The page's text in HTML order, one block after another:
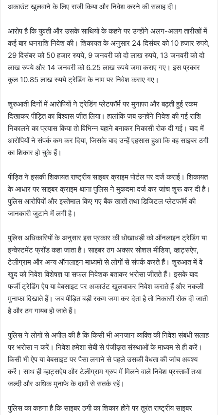
अकाउंट खुलवाने के लिए राजी किया और निवेश करने की सलाह दी।
आरोप है कि युवती और उसके साथियों के कहने पर उन्होंने अलग-अलग तारीखों में
कई बार धनराशि निवेश की। शिकायत के अनुसार 24 दिसंबर को 10 हजार रुपये,
29 दिसंबर को 50 हजार रुपये, 9 जनवरी को दो लाख रुपये, 13 जनवरी को दो
लाख रुपये और 14 जनवरी को 6.25 लाख रुपये जमा कराए गए। इस प्रकार
कुल 10.85 लाख रुपये ट्रेडिंग के नाम पर निवेश कराए गए।
शुरुआती दिनों में आरोपियों ने ट्रेडिंग प्लेटफॉर्म पर मुनाफा और बढ़ती हुई रकम
दिखाकर पीड़ित का विश्वास जीत लिया। हालांकि जब उन्होंने निवेश की गई राशि
निकालने का प्रयास किया तो विभिन्न बहाने बनाकर निकासी रोक दी गई। बाद में
आरोपियों ने संपर्क कम कर दिया, जिसके बाद उन्हें एहसास हुआ कि वह साइबर ठगी
का शिकार हो चुके हैं।
पीड़ित ने इसकी शिकायत राष्ट्रीय साइबर क्राइम पोर्टल पर दर्ज कराई। शिकायत
के आधार पर साइबर क्राइम थाना पुलिस ने मुकदमा दर्ज कर जांच शुरू कर दी है।
पुलिस आरोपियों और इस्तेमाल किए गए बैंक खातों तथा डिजिटल प्लेटफॉर्म की
जानकारी जुटाने में लगी है।
पुलिस अधिकारियों के अनुसार इस प्रकार की धोखाधड़ी को ऑनलाइन ट्रेडिंग या
इन्वेस्टमेंट फ्रॉड कहा जाता है। साइबर ठग अक्सर सोशल मीडिया, व्हाट्सऐप,
टेलीग्राम और अन्य ऑनलाइन माध्यमों से लोगों से संपर्क करते हैं। शुरुआत में वे
खुद को निवेश विशेषज्ञ या सफल निवेशक बताकर भरोसा जीतते हैं। इसके बाद
फर्जी ट्रेडिंग ऐप या वेबसाइट पर अकाउंट खुलवाकर निवेश कराते हैं और नकली
मुनाफा दिखाते हैं। जब पीड़ित बड़ी रकम जमा कर देता है तो निकासी रोक दी जाती
है और ठग गायब हो जाते हैं।
पुलिस ने लोगों से अपील की है कि किसी भी अनजान व्यक्ति की निवेश संबंधी सलाह
पर भरोसा न करें। निवेश हमेशा सेबी से पंजीकृत संस्थाओं के माध्यम से ही करें।
किसी भी ऐप या वेबसाइट पर पैसा लगाने से पहले उसकी वैधता की जांच अवश्य
करें। साथ ही व्हाट्सऐप और टेलीग्राम ग्रुप में मिलने वाले निवेश प्रस्तावों तथा
जल्दी और अधिक मुनाफे के दावों से सतर्क रहें।
पुलिस का कहना है कि साइबर ठगी का शिकार होने पर तुरंत राष्ट्रीय साइबर